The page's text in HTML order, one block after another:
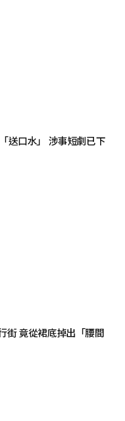
送口水」 涉事短劇已下
街 竟從裙底掉出「腰間